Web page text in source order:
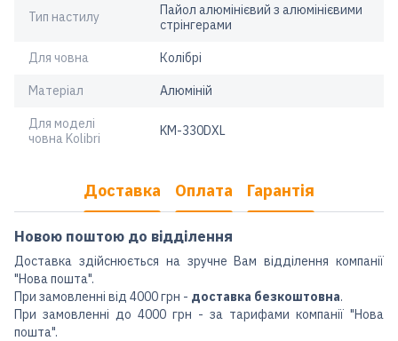
Тип настилу
Пайол алюмінієвий з алюмінієвими
стрінгерами
Для човна Колібрі
Матеріал Алюміній
Для моделі
човна Kolibri
KM-330DXL
Доставка Оплата Гарантія
Новою поштою до відділення
Доставка здійснюється на зручне Вам відділення компанії
"Нова пошта".
При замовленні від 4000 грн - доставка безкоштовна.
При замовленні до 4000 грн - за тарифами компанії "Нова
пошта".